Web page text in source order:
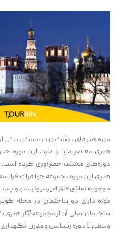
موزه هنرهای پوشکین در مسکو، یکی
دوره‌های مختلف جمع‌آوری کرده است. دو
مجموعه نقاشی‌های امپرسیونیست و پست
موزه دارای دو ساختمان در محله
ساختمان اصلی آن از مجموعه آثار هنری
وسطی تا دوره رنسانس و مدرن نگهداری